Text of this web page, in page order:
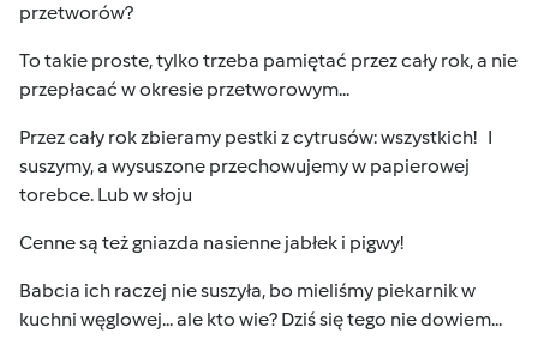
przetworów?
To takie proste, tylko trzeba pamiętać przez cały rok, a nie
przepłacać w okresie przetworowym...
Przez cały rok zbieramy pestki z cytrusów: wszystkich! I
suszymy, a wysuszone przechowujemy w papierowej
torebce. Lub w słoju
Cenne są też gniazda nasienne jabłek i pigwy!
Babcia ich raczej nie suszyła, bo mieliśmy piekarnik w
kuchni węglowej... ale kto wie? Dziś się tego nie dowiem...